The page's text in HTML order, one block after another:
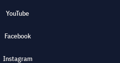
YouTube
Facebook
Instagram